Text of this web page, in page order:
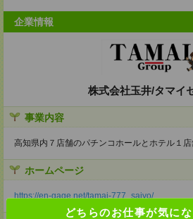
どちらのお仕事が気に
企業情報
株式会社玉井/タマイ
事業内容
高知県内７店舗のパチンコホールとホテル１
ホームページ
https://en-gage.net/tamai-777_saiyo/